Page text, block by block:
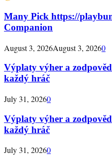
Many Pick https://
Companion
August 3, 2026August 3, 20260
Výplaty výher a
každý hráč
July 31, 20260
Výplaty výher a
každý hráč
July 31, 20260